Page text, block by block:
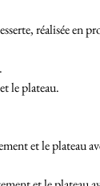
réalisée en
le plateau.
et le plateau